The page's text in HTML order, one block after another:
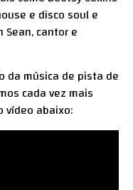
e disco soul e
Sean, cantor e
da música de pista de
cada vez mais
vídeo abaixo: